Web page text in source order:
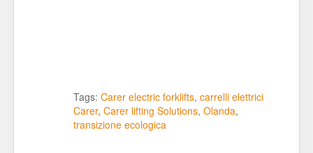
Tags: Carer electric forklifts, carrelli elettrici
Carer, Carer lifting Solutions, Olanda,
transizione ecologica